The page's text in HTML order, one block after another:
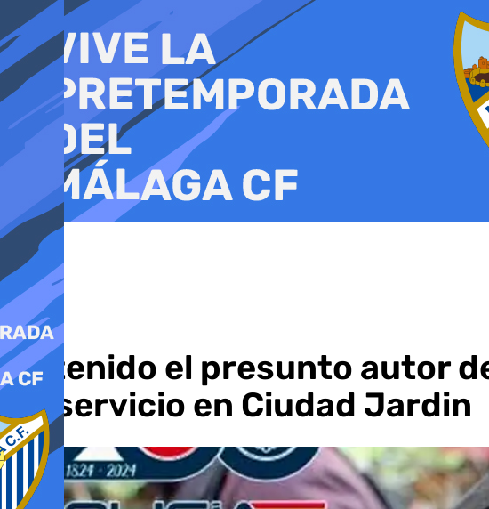
al
contenido
Detenido el presunto autor
de servicio en Ciudad Jardin